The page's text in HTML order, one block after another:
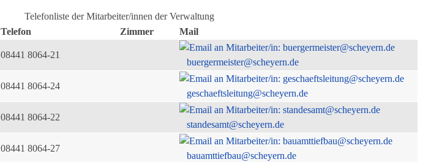
Telefonliste der Mitarbeiter/innen der Verwaltung
Telefon Zimmer Mail
08441 8064-21
buergermeister@scheyern.de
08441 8064-24
geschaeftsleitung@scheyern.de
08441 8064-22
standesamt@scheyern.de
08441 8064-27
bauamttiefbau@scheyern.de